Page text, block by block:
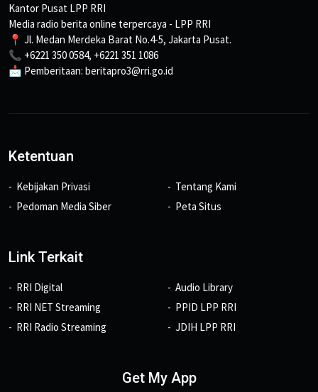
Kantor Pusat LPP RRI
Media radio berita online terpercaya - LPP RRI
📍 Jl. Medan Merdeka Barat No.4-5, Jakarta Pusat.
📞 +6221 350 0584, +6221 351 1086
📩 Pemberitaan: beritapro3@rri.go.id
Ketentuan
Kebijakan Privasi
Pedoman Media Siber
Tentang Kami
Peta Situs
Link Terkait
RRI Digital
RRI NET Streaming
RRI Radio Streaming
Audio Library
PPID LPP RRI
JDIH LPP RRI
Get My App